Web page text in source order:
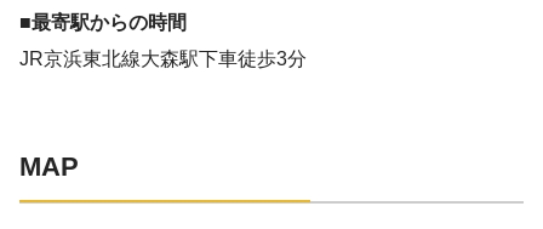
■最寄駅からの時間
JR京浜東北線大森駅下車徒歩3分
MAP